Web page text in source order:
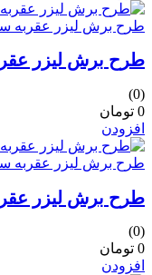
طرح برش لیزر عقربه
طرح برش لیزر
(0)
0 تومان
افزودن
طرح برش لیزر عقربه
طرح برش لیزر
(0)
0 تومان
افزودن